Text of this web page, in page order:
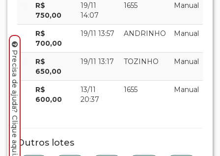
R$
750,00
19/11
14:07
1655 Manual
R$
700,00
19/11 13:57 ANDRINHO Manual
R$
650,00
19/11 13:17 TOZINHO Manual
R$
600,00
13/11
20:37
1655 Manual
Outros lotes
Precisa de ajuda? Clique aqui.